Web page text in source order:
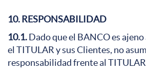
10. RESPONSABILIDAD
10.1.Dado que el BANCO es
el TITULAR y sus Clientes, no
responsabilidad frente al